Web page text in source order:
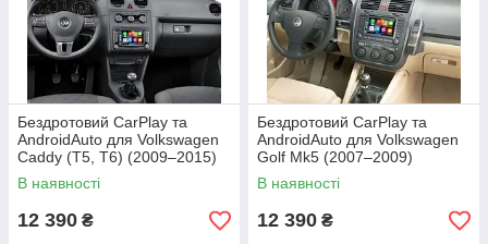
Бездротовий CarPlay та
AndroidAuto для Volkswagen
Caddy (T5, T6) (2009–2015)
В наявності
12 390 ₴
Бездротовий CarPlay та
AndroidAuto для Volkswagen
Golf Mk5 (2007–2009)
В наявності
12 390 ₴